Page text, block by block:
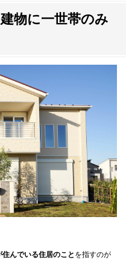
力
意味やメリットを知って住まい
物に一世帯のみ
んでいる住居のこと を指すのが